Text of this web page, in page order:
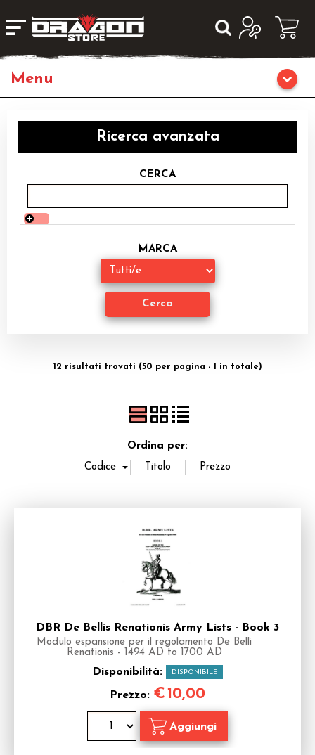
Giochi da Tavolo
Giochi di Ruolo
Librigame
Giochi di Carte Collezionabili
Accessori
Ricerca avanzata
CERCA
MARCA
12 risultati trovati (50 per pagina - 1 in totale)
Ordina per:
DBR De Bellis Renationis Army Lists - Book 3
Modulo espansione per il regolamento De Belli
Renationis - 1494 AD to 1700 AD
Disponibilità: DISPONIBILE
Prezzo: €10,00